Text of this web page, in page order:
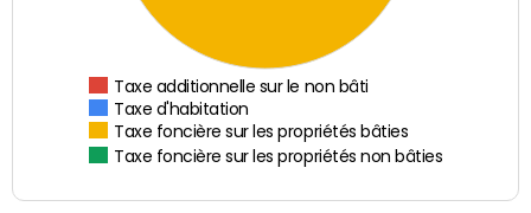
Taxe additionnelle sur le non bâti
Taxe d'habitation
Taxe foncière sur les propriétés bâties
Taxe foncière sur les propriétés non bâties